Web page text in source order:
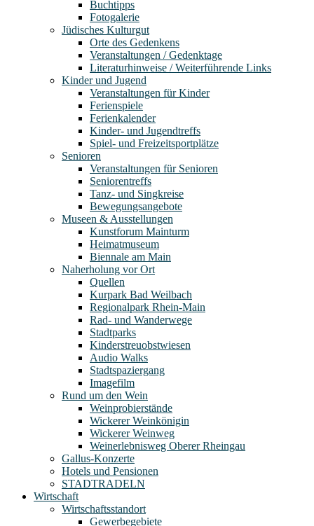
Buchtipps
Fotogalerie
Jüdisches Kulturgut
Orte des Gedenkens
Veranstaltungen / Gedenktage
Literaturhinweise / Weiterführende Links
Kinder und Jugend
Veranstaltungen für Kinder
Ferienspiele
Ferienkalender
Kinder- und Jugendtreffs
Spiel- und Freizeitsportplätze
Senioren
Veranstaltungen für Senioren
Seniorentreffs
Tanz- und Singkreise
Bewegungsangebote
Museen & Ausstellungen
Kunstforum Mainturm
Heimatmuseum
Biennale am Main
Naherholung vor Ort
Quellen
Kurpark Bad Weilbach
Regionalpark Rhein-Main
Rad- und Wanderwege
Stadtparks
Kinderstreuobstwiesen
Audio Walks
Stadtspaziergang
Imagefilm
Rund um den Wein
Weinprobierstände
Wickerer Weinkönigin
Wickerer Weinweg
Weinerlebnisweg Oberer Rheingau
Gallus-Konzerte
Hotels und Pensionen
STADTRADELN
Wirtschaft
Wirtschaftsstandort
Gewerbegebiete